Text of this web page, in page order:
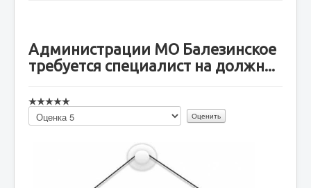
Администрации МО Балезинское
требуется специалист на должн...
Пожалуйста,
оцените